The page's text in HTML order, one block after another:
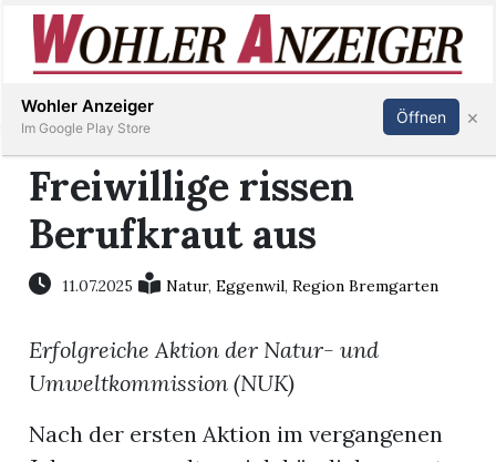
Immobilien
Veranstaltungen
Stellen
Paper
Inserieren Abonnieren Anmelden
Freiwillige rissen
Berufkraut aus
11.07.2025 Natur,Eggenwil,Region Bremgarten
Erfolgreiche Aktion der Natur- und
Umweltkommission (NUK)
Nach der ersten Aktion im vergangenen
Wohler Anzeiger
Im Google Play Store
Öffnen ×